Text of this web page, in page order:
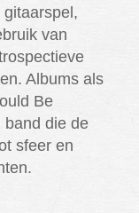
van
Albums als
Be
band die de
sfeer en